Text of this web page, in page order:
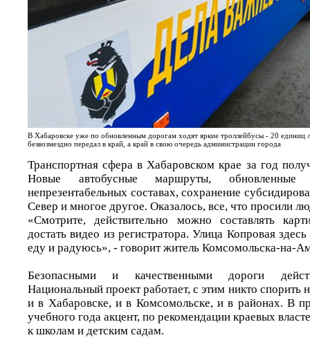
В Хабаровске уже по обновленным дорогам ходят яркие троллейбусы - 20 единиц
безвозмездно передал в край, а край в свою очередь администрации города
Транспортная сфера в Хабаровском крае за год
Новые автобусные маршруты,
непрезентабельных составах, сохранение
Север и многое другое. Оказалось, все, что просили
«Смотрите, действительно можно составлять
достать видео из регистратора. Улица Копровая
еду и радуюсь», - говорит житель Комсомольска-на-
Безопасными и качественными дороги
Национальный проект работает, с этим никто спорить
и в Хабаровске, и в Комсомольске, и в районах. В
учебного года акцент, по рекомендации краевых
к школам и детским садам.